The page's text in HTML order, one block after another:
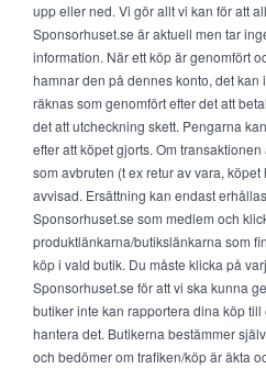
upp eller ned. Vi gör allt vi kan för att
Sponsorhuset.se är aktuell men tar
information. När ett köp är genomfört
hamnar den på dennes konto, det
räknas som genomfört efter det att
det att utcheckning skett. Pengarna
efter att köpet gjorts. Om
som avbruten (t ex retur av vara,
avvisad. Ersättning kan endast
Sponsorhuset.se som medlem och
produktlänkarna/butikslänkarna som
köp i vald butik. Du måste klicka på
Sponsorhuset.se för att vi ska kunna
butiker inte kan rapportera dina köp
hantera det. Butikerna bestämmer
och bedömer om trafiken/köp är äkta